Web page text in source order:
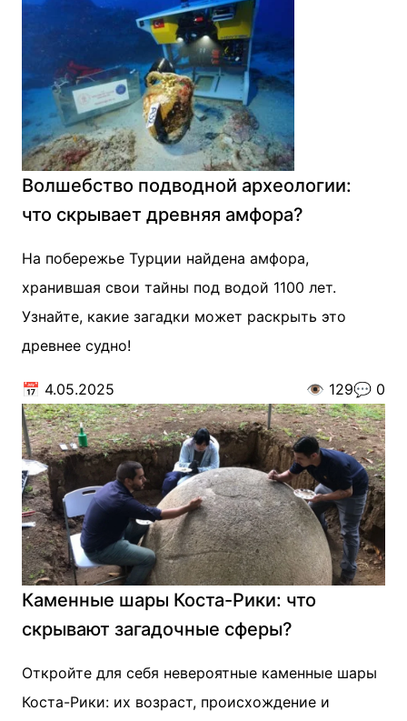
Волшебство подводной археологии:
что скрывает древняя амфора?
На побережье Турции найдена амфора,
хранившая свои тайны под водой 1100 лет.
Узнайте, какие загадки может раскрыть это
древнее судно!
📅 4.05.2025 👁️ 129💬 0
Каменные шары Коста-Рики: что
скрывают загадочные сферы?
Откройте для себя невероятные каменные шары
Коста-Рики: их возраст, происхождение и